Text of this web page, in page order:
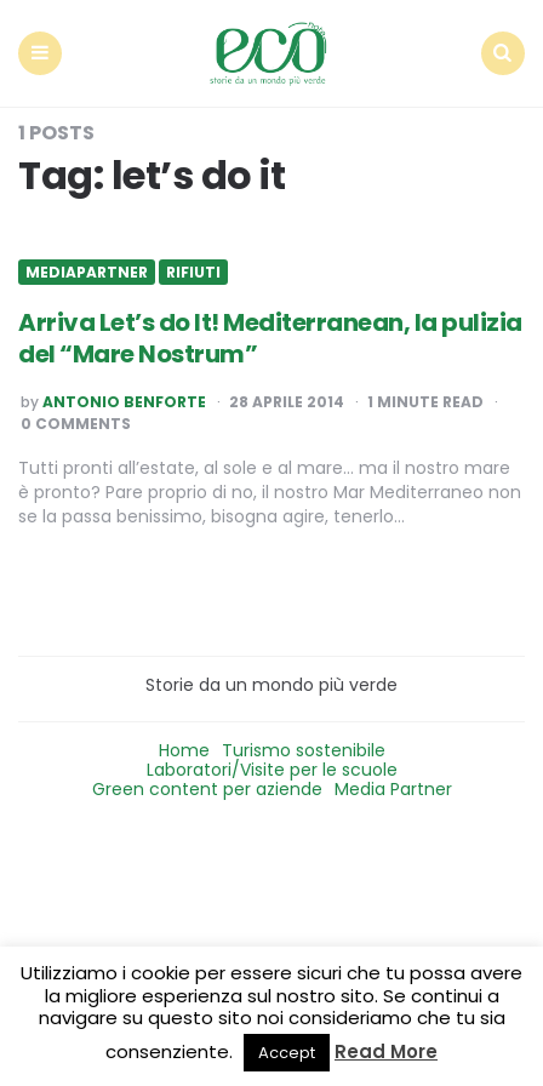
1 POSTS
Tag: let’s do it
MEDIAPARTNER RIFIUTI
Arriva Let’s do It! Mediterranean, la pulizia
del “Mare Nostrum”
POSTED
BY
byANTONIO BENFORTE 28 APRILE 2014 1 MINUTE READ
0 COMMENTS
Tutti pronti all’estate, al sole e al mare… ma il nostro mare
è pronto? Pare proprio di no, il nostro Mar Mediterraneo non
se la passa benissimo, bisogna agire, tenerlo…
Storie da un mondo più verde
Home Turismo sostenibile
Laboratori/Visite per le scuole
Green content per aziende Media Partner
Utilizziamo i cookie per essere sicuri che tu possa avere
la migliore esperienza sul nostro sito. Se continui a
navigare su questo sito noi consideriamo che tu sia
consenziente.
Accept Read More